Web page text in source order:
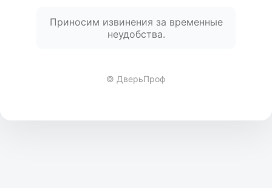
Приносим извинения за временные
неудобства.
© ДверьПроф